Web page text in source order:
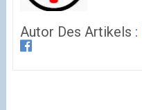
Autor Des Artikels :